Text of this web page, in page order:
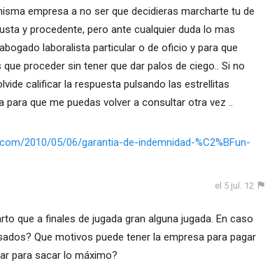
empresa a no ser que decidieras marcharte tu de
y procedente, pero ante cualquier duda lo mas
laboralista particular o de oficio y para que
proceder sin tener que dar palos de ciego.. Si no
calificar la respuesta pulsando las estrellitas
que me puedas volver a consultar otra vez ..
2010/05/06/garantia-de-indemnidad-%C2%BFun-
el 5 jul. 12
que a finales de jugada gran alguna jugada. En caso
Que motivos puede tener la empresa para pagar
para sacar lo máximo?